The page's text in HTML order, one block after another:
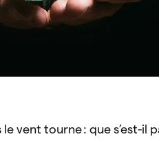
vent tourne : que s’est-il